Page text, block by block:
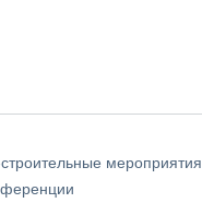
мероприятия